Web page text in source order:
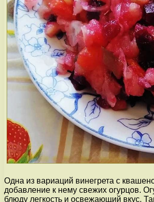
Одна из вариаций винегрета с
добавление к нему свежих огурцов.
блюду легкость и освежающий вкус.